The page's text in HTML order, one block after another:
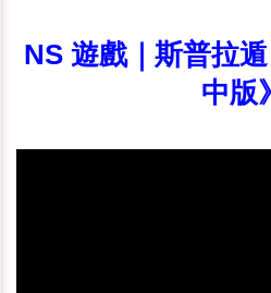
NS 遊戲｜斯普拉
中版》